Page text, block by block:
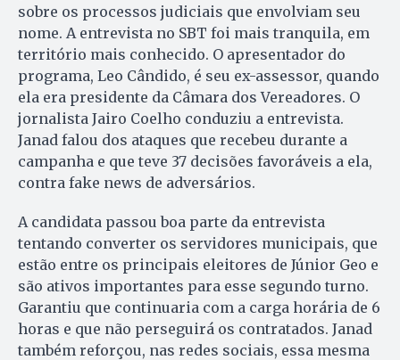
sobre os processos judiciais que envolviam seu
nome. A entrevista no SBT foi mais tranquila, em
território mais conhecido. O apresentador do
programa, Leo Cândido, é seu ex-assessor, quando
ela era presidente da Câmara dos Vereadores. O
jornalista Jairo Coelho conduziu a entrevista.
Janad falou dos ataques que recebeu durante a
campanha e que teve 37 decisões favoráveis a ela,
contra fake news de adversários.
A candidata passou boa parte da entrevista
tentando converter os servidores municipais, que
estão entre os principais eleitores de Júnior Geo e
são ativos importantes para esse segundo turno.
Garantiu que continuaria com a carga horária de 6
horas e que não perseguirá os contratados. Janad
também reforçou, nas redes sociais, essa mesma